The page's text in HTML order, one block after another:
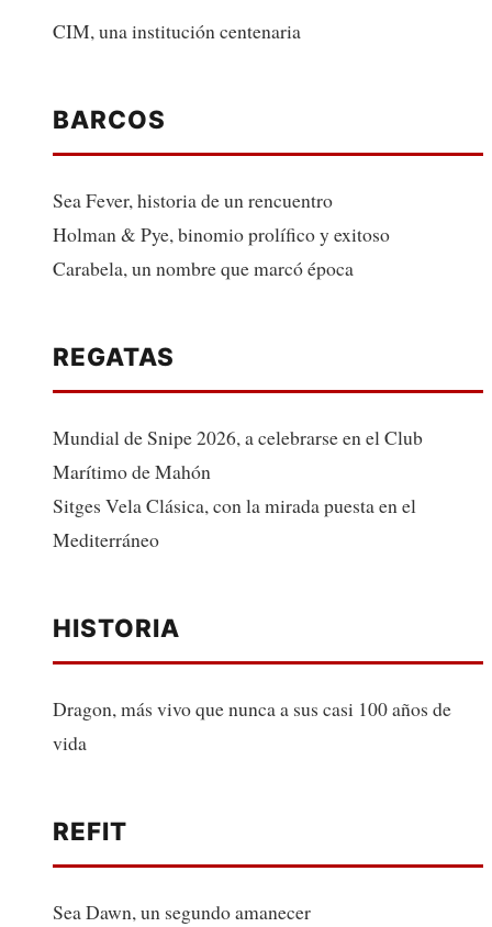
CIM, una institución centenaria
BARCOS
Sea Fever, historia de un rencuentro
Holman & Pye, binomio prolífico y exitoso
Carabela, un nombre que marcó época
REGATAS
Mundial de Snipe 2026, a celebrarse en el Club
Marítimo de Mahón
Sitges Vela Clásica, con la mirada puesta en el
Mediterráneo
HISTORIA
Dragon, más vivo que nunca a sus casi 100 años de
vida
REFIT
Sea Dawn, un segundo amanecer